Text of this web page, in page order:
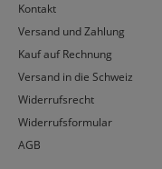
Kontakt
Versand und Zahlung
Kauf auf Rechnung
Versand in die Schweiz
Widerrufsrecht
Widerrufsformular
AGB